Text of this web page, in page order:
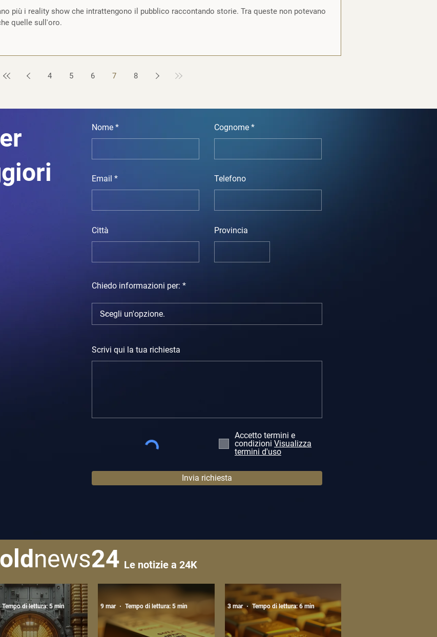
più i reality show che intrattengono il pubblico raccontando storie. Tra queste non potevano
quelle sull'oro.
4 5 6 7 8
Nome Cognome
Email Telefono
Città Provincia
Chiedo informazioni per:
Scrivi qui la tua richiesta
Accetto termini e
condizioni Visualizza
termini d'uso
Invia richiesta
Le notizie a 24K
news24
Tempo di lettura: 5 min 9 mar Tempo di lettura: 5 min 3 mar Tempo di lettura: 6 min